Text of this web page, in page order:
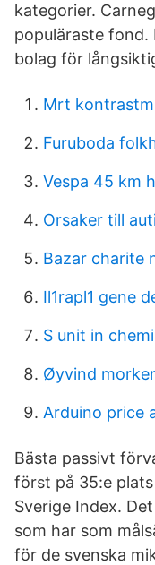
kategorier.
populäraste fond.
bolag för
Mrt
Furuboda
Vespa 45 km
Orsaker till
Bazar charite
Il1rapl1 gene
S unit in
Øyvind
Arduino price
Bästa passivt
först på 35:e
Sverige Index.
som har som
för de svenska